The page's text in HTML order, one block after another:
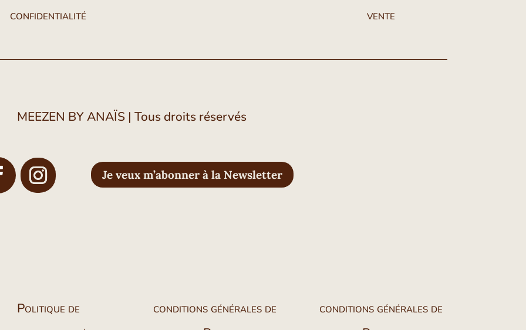
confidentialité
vente
MEEZEN BY ANAÏS | Tous droits réservés
Je veux m’abonner à la Newsletter
Politique de
conditions générales de
conditions générales de